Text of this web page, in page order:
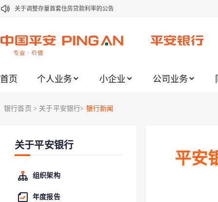
关于调整存量首套住房贷款利率的公告
关于修订《平安银行代理个人客户贵金属交易协议书》的公告
关于我行聚金宝交易软件升级更新的通知
关于2020年端午节期间上金所代理业务调整合约保证金比例和涨跌幅度限制的
关于加强代理贵金属业务风险防范的提示
首页 个人业务 小企业 公司业务
银行首页 > 关于平安银行> 银行新闻
关于平安银行
组织架构
年度报告
平安